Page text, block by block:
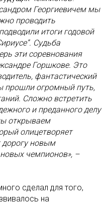
Георгиевичем мы
проводить
итоги годовой
Судьба
эти соревнования
Горшкове. Это
фантастический
прошли огромный путь,
Сложно встретить
и преданного делу
открываем
олицетворяет
дорогу новым
чемпионов», –
сделал для того,
на